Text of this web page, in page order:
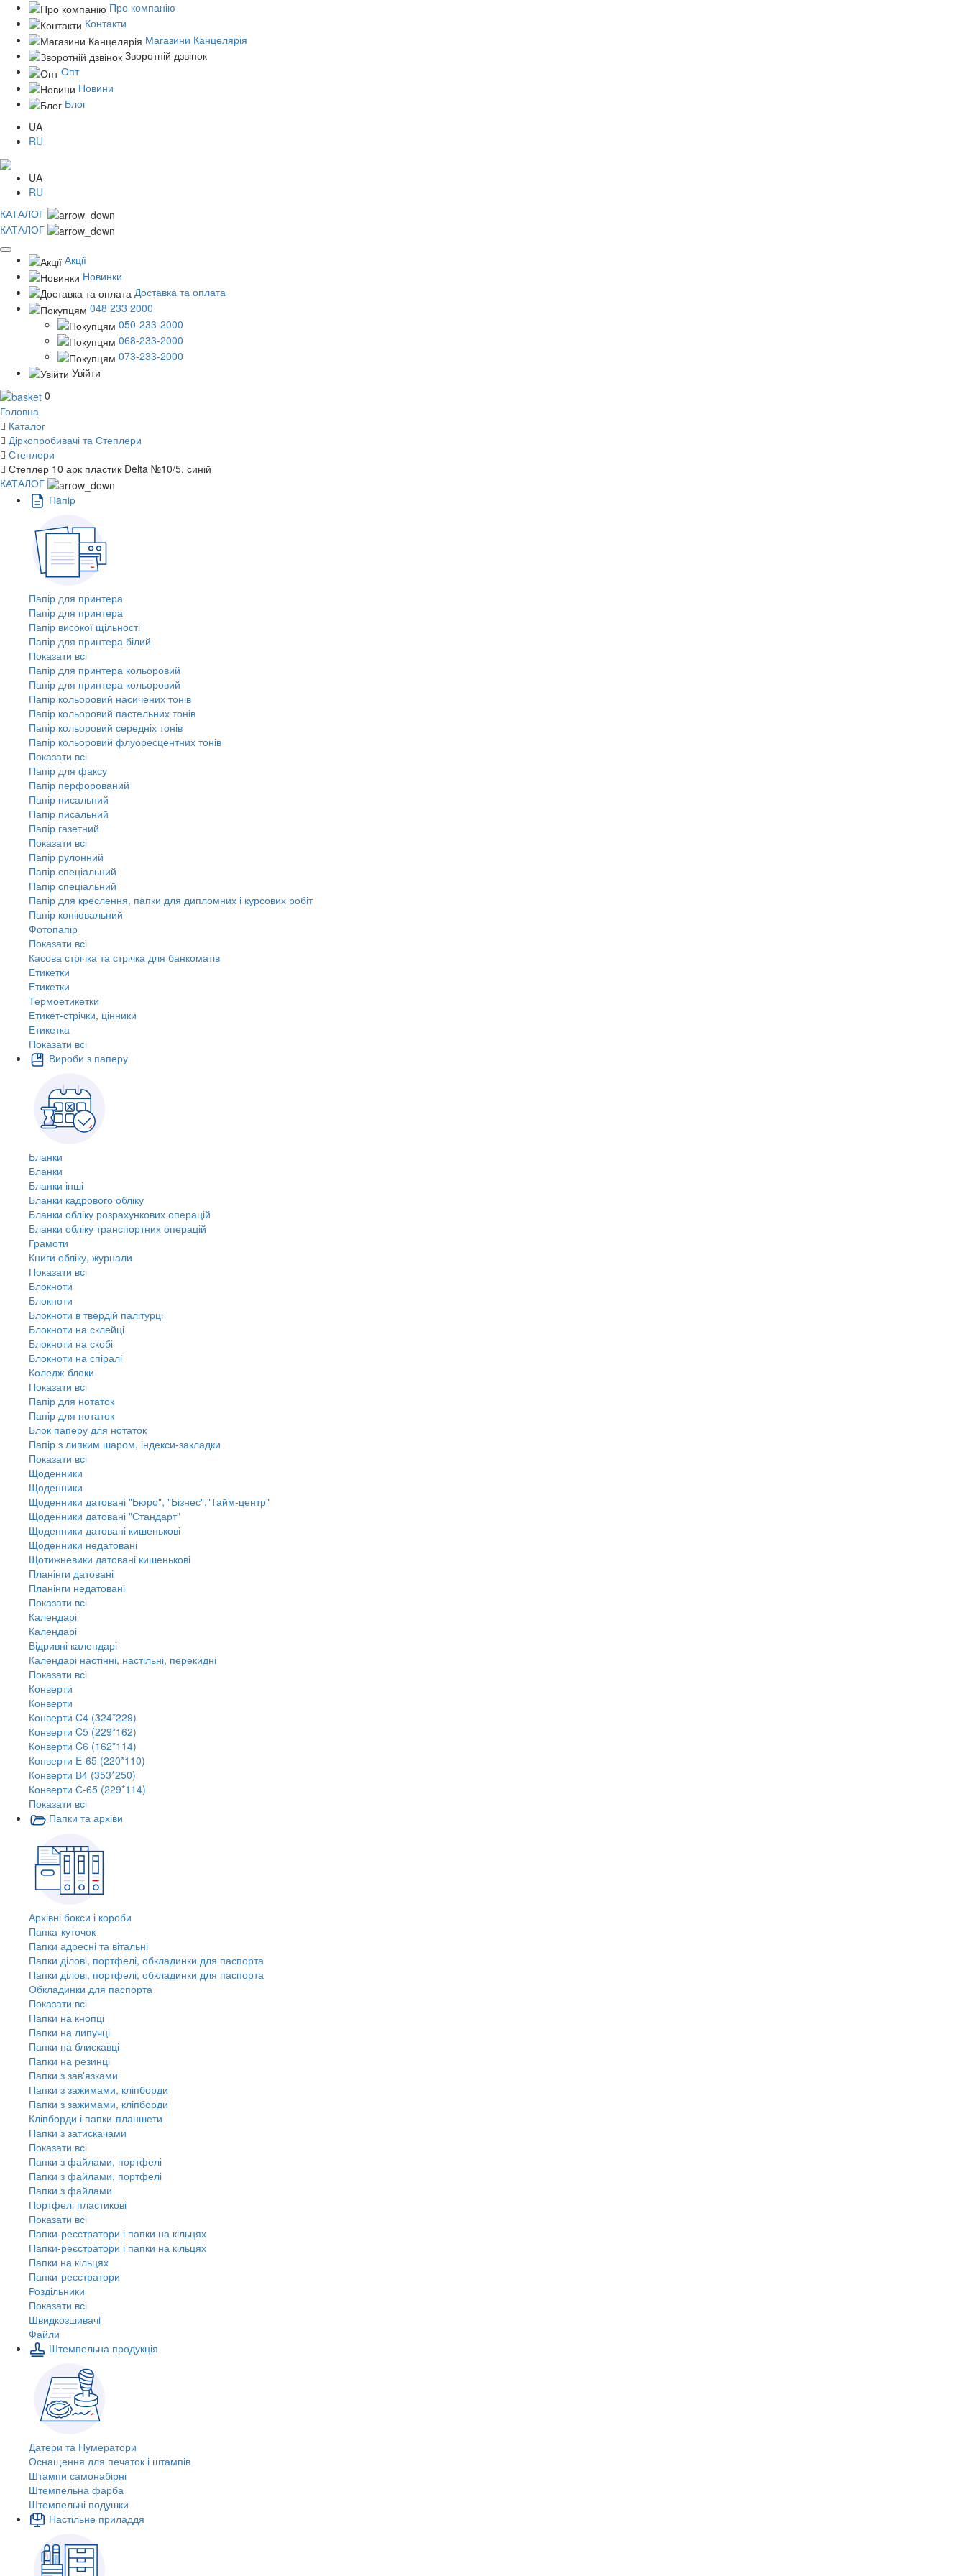
Про компанію
Контакти
Магазини Канцелярія
Зворотній дзвінок
Опт
Новини
Блог
UA
RU
UA
RU
КАТАЛОГ
КАТАЛОГ
Акції
Новинки
Доставка та оплата
048 233 2000
050-233-2000
068-233-2000
073-233-2000
Увійти
0
Головна
Каталог
Діркопробивачі та Степлери
Степлери
Степлер 10 арк пластик Delta №10/5, синій
КАТАЛОГ
Пaпiр
Папір для принтера
Папір для принтера
Папір високої щільності
Папір для принтера білий
Показати всі
Папір для принтера кольоровий
Папір для принтера кольоровий
Папір кольоровий насичених тонів
Папір кольоровий пастельних тонів
Папір кольоровий середніх тонів
Папір кольоровий флуоресцентних тонів
Показати всі
Папір для факсу
Папір перфорований
Папір писальний
Папір писальний
Папір газетний
Показати всі
Папір рулонний
Папір спеціальний
Папір спеціальний
Папір для креслення, папки для дипломних і курсових робіт
Папір копіювальний
Фотопапір
Показати всі
Касова стрічка та стрічка для банкоматів
Етикетки
Етикетки
Термоетикетки
Етикет-стрічки, цінники
Етикетка
Показати всі
Вироби з паперу
Бланки
Бланки
Бланки інші
Бланки кадрового обліку
Бланки обліку розрахункових операцій
Бланки обліку транспортних операцій
Грамоти
Книги обліку, журнали
Показати всі
Блокноти
Блокноти
Блокноти в твердій палітурці
Блокноти на склейці
Блокноти на скобі
Блокноти на спіралі
Коледж-блоки
Показати всі
Папір для нотаток
Папір для нотаток
Блок паперу для нотаток
Папір з липким шаром, індекси-закладки
Показати всі
Щоденники
Щоденники
Щоденники датовані "Бюро", "Бізнес","Тайм-центр"
Щоденники датовані "Стандарт"
Щоденники датовані кишенькові
Щоденники недатовані
Щотижневики датовані кишенькові
Планінги датовані
Планінги недатовані
Показати всі
Календарі
Календарі
Відривні календарі
Календарі настінні, настільні, перекидні
Показати всі
Конверти
Конверти
Конверти C4 (324*229)
Конверти C5 (229*162)
Конверти C6 (162*114)
Конверти E-65 (220*110)
Конверти В4 (353*250)
Конверти С-65 (229*114)
Показати всі
Папки та архіви
Архівні бокси і короби
Папка-куточок
Папки адресні та вітальні
Папки ділові, портфелі, обкладинки для паспорта
Папки ділові, портфелі, обкладинки для паспорта
Обкладинки для паспорта
Показати всі
Папки на кнопці
Папки на липучці
Папки на блискавці
Папки на резинці
Папки з зав'язками
Папки з зажимами, кліпборди
Папки з зажимами, кліпборди
Кліпборди і папки-планшети
Папки з затискачами
Показати всі
Папки з файлами, портфелі
Папки з файлами, портфелі
Папки з файлами
Портфелі пластикові
Показати всі
Папки-реєстратори і папки на кільцях
Папки-реєстратори і папки на кільцях
Папки на кільцях
Папки-реєстратори
Роздільники
Показати всі
Швидкозшивачi
Файли
Штемпельна продукція
Датери та Нумератори
Оснащення для печаток і штампів
Штампи самонабірні
Штемпельна фарба
Штемпельні подушки
Настільне приладдя